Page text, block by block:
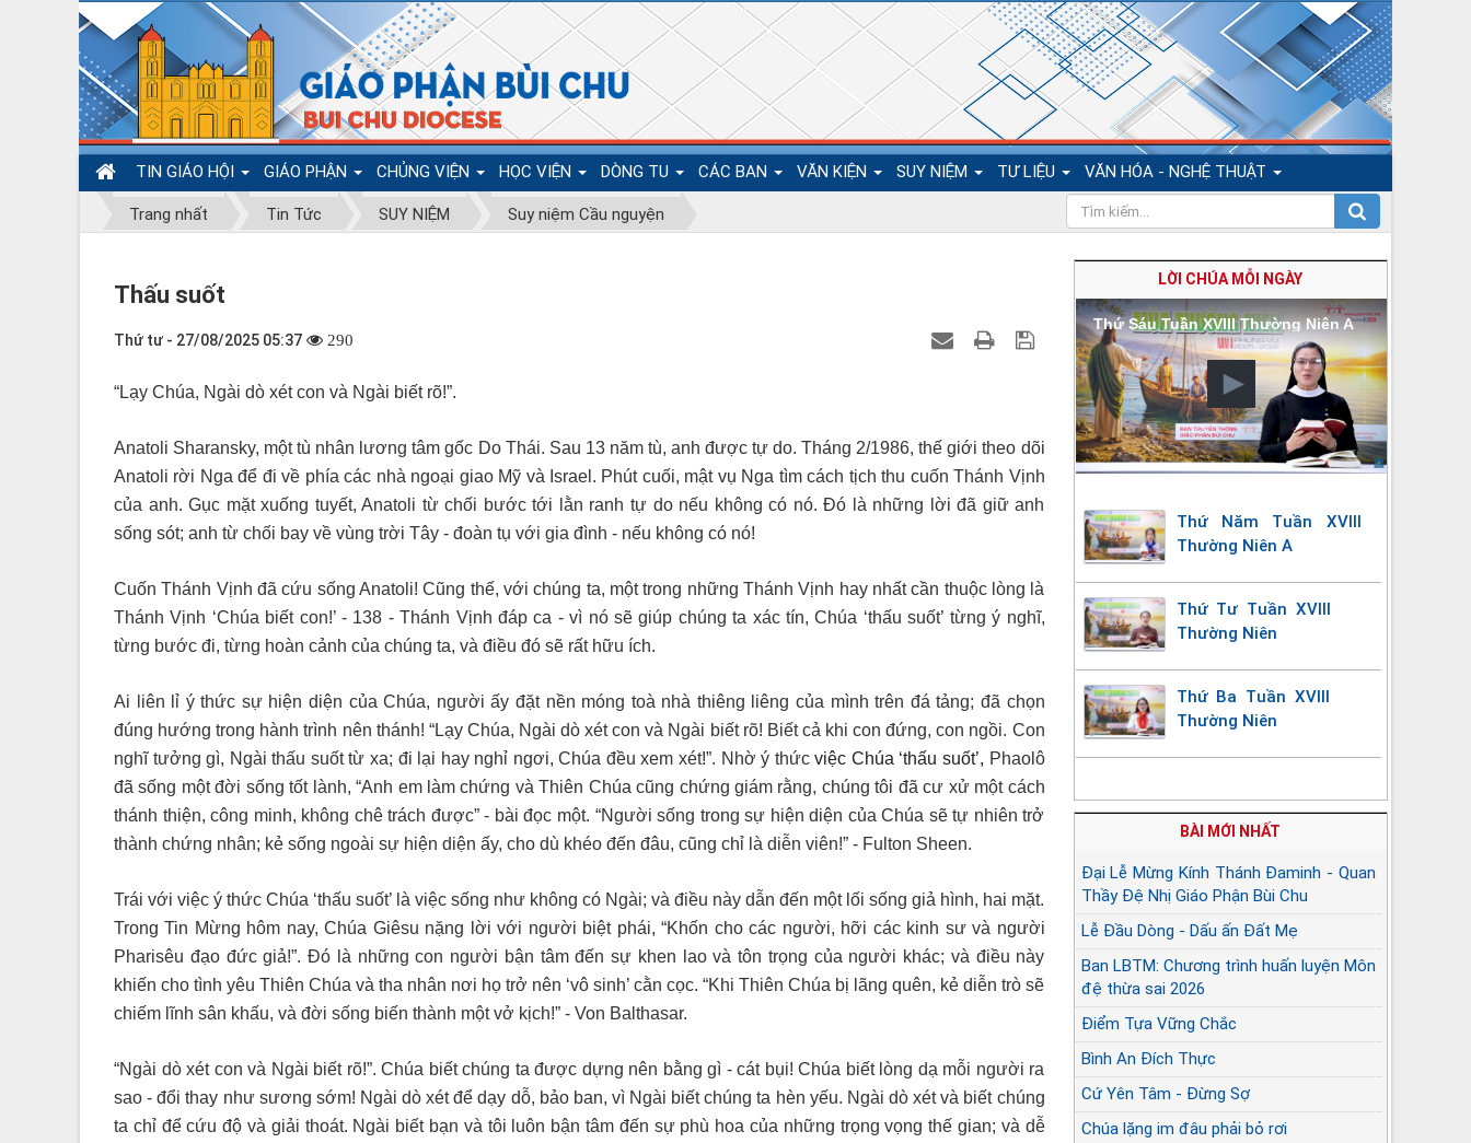
TIN GIÁO HỘI GIÁO PHẬN CHỦNG VIỆN HỌC VIỆN DÒNG TU CÁC BAN VĂN KIỆN SUY NIỆM TƯ LIỆU VĂN HÓA - NGHỆ THUẬT
Trang nhất Tin Tức SUY NIỆM Suy niệm Cầu nguyện
Thấu suốt
Thứ tư - 27/08/2025 05:37 290
“Lạy Chúa, Ngài dò xét con và Ngài biết rõ!”.
Anatoli Sharansky, một tù nhân lương tâm gốc Do Thái. Sau 13 năm tù, anh được tự do. Tháng 2/1986, thế giới theo dõi
Anatoli rời Nga để đi về phía các nhà ngoại giao Mỹ và Israel. Phút cuối, mật vụ Nga tìm cách tịch thu cuốn Thánh Vịnh
của anh. Gục mặt xuống tuyết, Anatoli từ chối bước tới lằn ranh tự do nếu không có nó. Đó là những lời đã giữ anh
sống sót; anh từ chối bay về vùng trời Tây - đoàn tụ với gia đình - nếu không có nó!
Cuốn Thánh Vịnh đã cứu sống Anatoli! Cũng thế, với chúng ta, một trong những Thánh Vịnh hay nhất cần thuộc lòng là
Thánh Vịnh ‘Chúa biết con!’ - 138 - Thánh Vịnh đáp ca - vì nó sẽ giúp chúng ta xác tín, Chúa ‘thấu suốt’ từng ý nghĩ,
từng bước đi, từng hoàn cảnh của chúng ta, và điều đó sẽ rất hữu ích.
Ai liên lỉ ý thức sự hiện diện của Chúa, người ấy đặt nền móng toà nhà thiêng liêng của mình trên đá tảng; đã chọn
đúng hướng trong hành trình nên thánh! “Lạy Chúa, Ngài dò xét con và Ngài biết rõ! Biết cả khi con đứng, con ngồi. Con
nghĩ tưởng gì, Ngài thấu suốt từ xa; đi lại hay nghỉ ngơi, Chúa đều xem xét!”. Nhờ ý thứcviệc Chúa ‘thấu suốt’, Phaolô
đã sống một đời sống tốt lành, “Anh em làm chứng và Thiên Chúa cũng chứng giám rằng, chúng tôi đã cư xử một cách
thánh thiện, công minh, không chê trách được” - bài đọc một. “Người sống trong sự hiện diện của Chúa sẽ tự nhiên trở
thành chứng nhân; kẻ sống ngoài sự hiện diện ấy, cho dù khéo đến đâu, cũng chỉ là diễn viên!” - Fulton Sheen.
Trái với việc ý thức Chúa ‘thấu suốt’ là việc sống như không có Ngài; và điều này dẫn đến một lối sống giả hình, hai mặt.
Trong Tin Mừng hôm nay, Chúa Giêsu nặng lời với người biệt phái, “Khốn cho các người, hỡi các kinh sư và người
Pharisêu đạo đức giả!”. Đó là những con người bận tâm đến sự khen lao và tôn trọng của người khác; và điều này
khiến cho tình yêu Thiên Chúa và tha nhân nơi họ trở nên ‘vô sinh’ cằn cọc. “Khi Thiên Chúa bị lãng quên, kẻ diễn trò sẽ
chiếm lĩnh sân khấu, và đời sống biến thành một vở kịch!” - Von Balthasar.
“Ngài dò xét con và Ngài biết rõ!”. Chúa biết chúng ta được dựng nên bằng gì - cát bụi! Chúa biết lòng dạ mỗi người ra
sao - đổi thay như sương sớm! Ngài dò xét để dạy dỗ, bảo ban, vì Ngài biết chúng ta hèn yếu. Ngài dò xét và biết chúng
ta chỉ để cứu độ và giải thoát. Ngài biết bạn và tôi luôn bận tâm đến sự phù hoa của những trọng vọng thế gian; và dễ
LỜI CHÚA MỖI NGÀY
Thứ Sáu Tuần XVIII Thường Niên A
Thứ Năm Tuần XVIII
Thường Niên A
Thứ Tư Tuần XVIII
Thường Niên
Thứ Ba Tuần XVIII
Thường Niên
BÀI MỚI NHẤT
Đại Lễ Mừng Kính Thánh Đaminh - Quan
Thầy Đệ Nhị Giáo Phận Bùi Chu
Lễ Đầu Dòng - Dấu ấn Đất Mẹ
Ban LBTM: Chương trình huấn luyện Môn
đệ thừa sai 2026
Điểm Tựa Vững Chắc
Bình An Đích Thực
Cứ Yên Tâm - Đừng Sợ
Chúa lặng im đâu phải bỏ rơi